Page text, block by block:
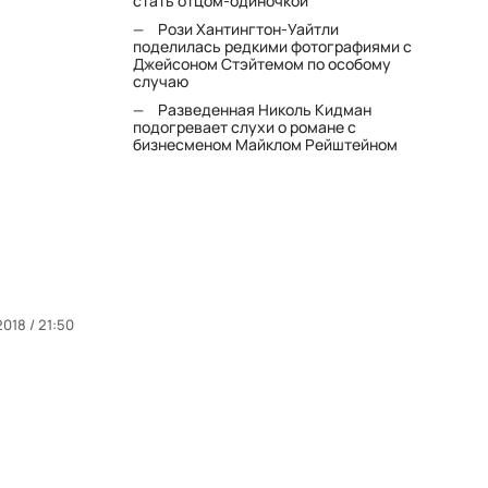
/ 21:50
Рози Хантингтон-Уайтли
поделилась редкими фотографиями с
Джейсоном Стэйтемом по особому
случаю
Разведенная Николь Кидман
подогревает слухи о романе с
бизнесменом Майклом Рейштейном